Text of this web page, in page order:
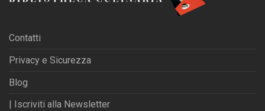
Contatti
Privacy e Sicurezza
Blog
| Iscriviti alla Newsletter